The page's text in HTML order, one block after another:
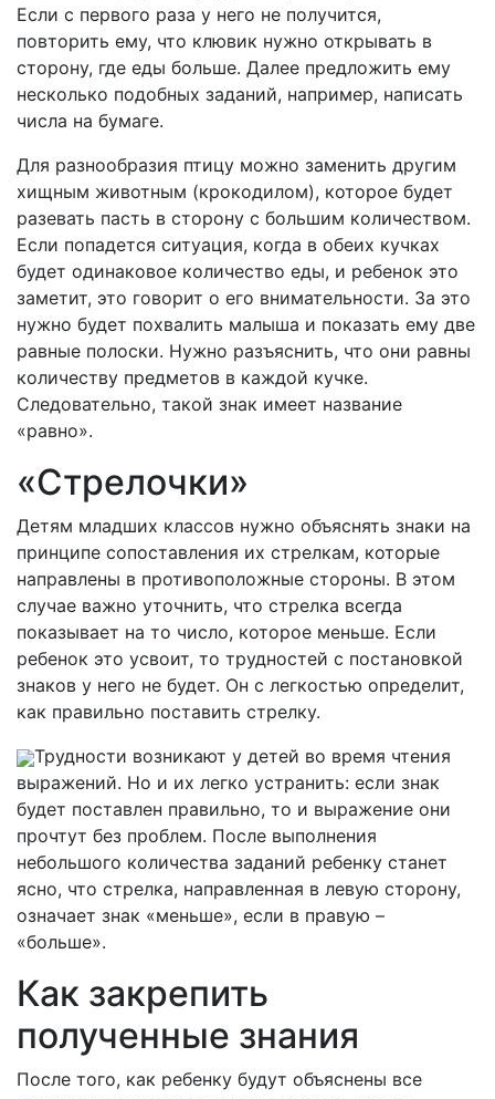
Если с первого раза у него не получится,
повторить ему, что клювик нужно открывать в
сторону, где еды больше. Далее предложить ему
несколько подобных заданий, например, написать
числа на бумаге.
Для разнообразия птицу можно заменить другим
хищным животным (крокодилом), которое будет
разевать пасть в сторону с большим количеством.
Если попадется ситуация, когда в обеих кучках
будет одинаковое количество еды, и ребенок это
заметит, это говорит о его внимательности. За это
нужно будет похвалить малыша и показать ему две
равные полоски. Нужно разъяснить, что они равны
количеству предметов в каждой кучке.
Следовательно, такой знак имеет название
«равно».
«Стрелочки»
Детям младших классов нужно объяснять знаки на
принципе сопоставления их стрелкам, которые
направлены в противоположные стороны. В этом
случае важно уточнить, что стрелка всегда
показывает на то число, которое меньше. Если
ребенок это усвоит, то трудностей с постановкой
знаков у него не будет. Он с легкостью определит,
как правильно поставить стрелку.
Трудности возникают у детей во время чтения
выражений. Но и их легко устранить: если знак
будет поставлен правильно, то и выражение они
прочтут без проблем. После выполнения
небольшого количества заданий ребенку станет
ясно, что стрелка, направленная в левую сторону,
означает знак «меньше», если в правую –
«больше».
Как закрепить
полученные знания
После того, как ребенку будут объяснены все